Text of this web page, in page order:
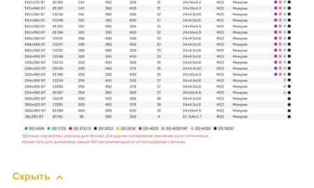
Скрыть